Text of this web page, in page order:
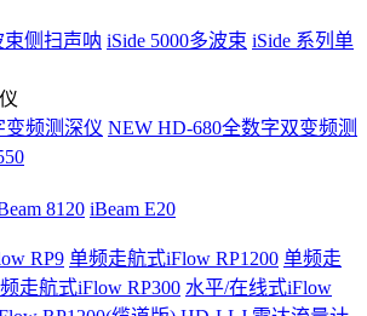
束侧扫声呐 iSide 5000多波束 iSide 系列单
变频测深仪 NEW HD-680全数字双变频测
8120 iBeam E20
RP9 单频走航式iFlow RP1200 单频走
走航式iFlow RP300 水平/在线式iFlow